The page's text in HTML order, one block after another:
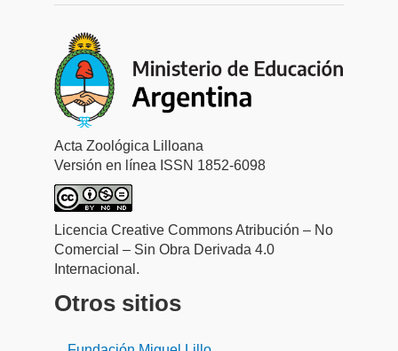
Acta Zoológica Lilloana
Versión en línea ISSN 1852-6098
Licencia Creative Commons Atribución – No
Comercial – Sin Obra Derivada 4.0
Internacional.
Otros sitios